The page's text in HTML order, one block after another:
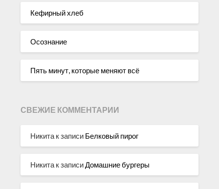
Кефирный хлеб
Осознание
Пять минут, которые меняют всё
СВЕЖИЕ КОММЕНТАРИИ
Никита к записи Белковый пирог
Никита к записиДомашние бургеры